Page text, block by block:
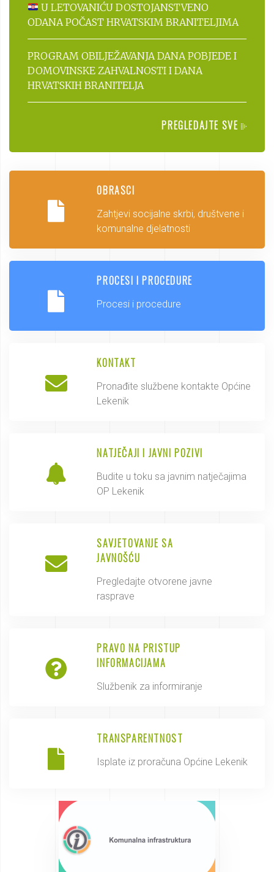
U LETOVANIĆU DOSTOJANSTVENO
ODANA POČAST HRVATSKIM BRANITELJIMA
PROGRAM OBILJEŽAVANJA DANA POBJEDE I
DOMOVINSKE ZAHVALNOSTI I DANA
HRVATSKIH BRANITELJA
PREGLEDAJTE SVE
OBRASCI
Zahtjevi socijalne skrbi, društvene i
komunalne djelatnosti
PROCESI I PROCEDURE
Procesi i procedure
KONTAKT
Pronađite službene kontakte Općine
Lekenik
NATJEČAJI I JAVNI POZIVI
Budite u toku sa javnim natječajima
OP Lekenik
SAVJETOVANJE SA
JAVNOŠĆU
Pregledajte otvorene javne
rasprave
PRAVO NA PRISTUP
INFORMACIJAMA
Službenik za informiranje
TRANSPARENTNOST
Isplate iz proračuna Općine Lekenik